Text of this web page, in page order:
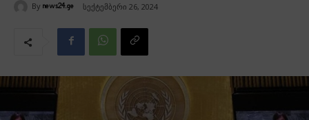
By news24.ge სექტემბერი 26, 2024